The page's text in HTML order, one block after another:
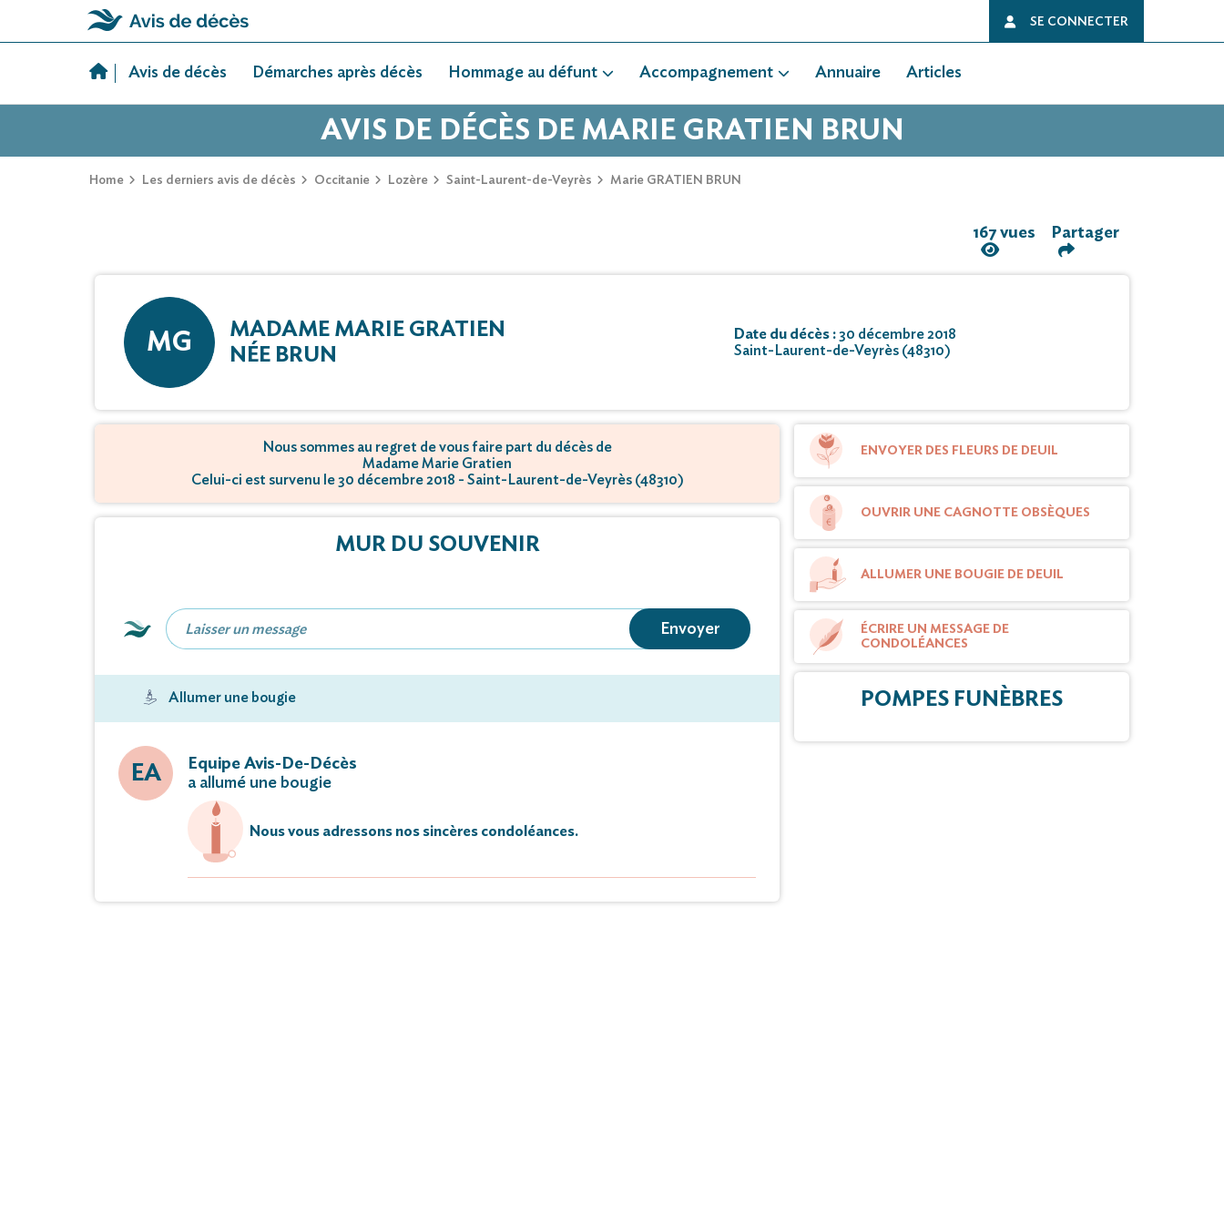
SE CONNECTER
Avis de décès Démarches après décès Hommage au défunt Accompagnement Annuaire Articles
AVIS DE DÉCÈS DE MARIE GRATIEN BRUN
Home Les derniers avis de décès Occitanie Lozère Saint-Laurent-de-Veyrès Marie GRATIEN BRUN
167 vues Partager
MG
MADAME MARIE GRATIEN
NÉE BRUN
Date du décès :30 décembre 2018
Saint-Laurent-de-Veyrès (48310)
Nous sommes au regret de vous faire part du décès de
Madame Marie Gratien
Celui-ci est survenu le 30 décembre 2018 - Saint-Laurent-de-Veyrès (48310)
MUR DU SOUVENIR
Envoyer
Allumer une bougie
EA
Equipe Avis-De-Décès
a allumé une bougie
Nous vous adressons nos sincères condoléances.
ENVOYER DES FLEURS DE DEUIL
OUVRIR UNE CAGNOTTE OBSÈQUES
ALLUMER UNE BOUGIE DE DEUIL
ÉCRIRE UN MESSAGE DE
CONDOLÉANCES
POMPES FUNÈBRES